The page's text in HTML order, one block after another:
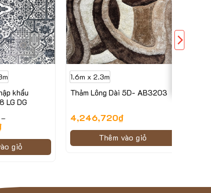
khẩu
LG DG
giỏ
1.6m x 2.3m
Thảm Lông Dài 5D- AB3203
4,246,720₫
Thêm vào giỏ